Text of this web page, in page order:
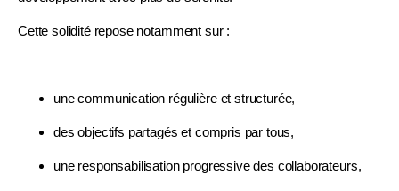
Cette solidité repose notamment sur :
une communication régulière et structurée,
des objectifs partagés et compris par tous,
une responsabilisation progressive des collaborateurs,
ATTENDEZ, UNE DERNIÈRE CHOSE AVANT DE PARTIR
Savez-vous vraiment ce qui
freine votre cabinet ?